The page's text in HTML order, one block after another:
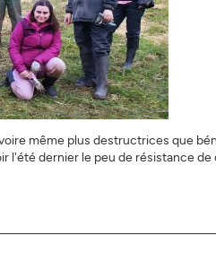
même plus destructrices que
l'été dernier le peu de résistance